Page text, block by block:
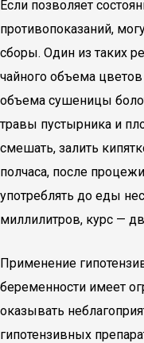
Если позволяет
противопоказаний,
сборы. Один из таких
чайного объема
объема сушеницы
травы пустырника и
смешать, залить
полчаса, после
употреблять до еды
миллилитров, курс —
Применение
беременности имеет
оказывать
гипотензивных